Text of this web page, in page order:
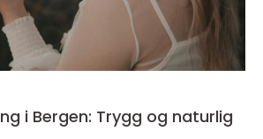
i Bergen: Trygg og naturlig